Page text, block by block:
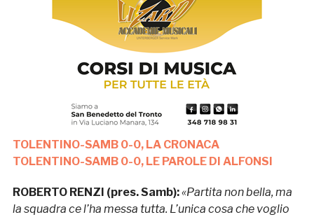
TOLENTINO-SAMB 0-0, LA CRONACA
TOLENTINO-SAMB 0-0, LE PAROLE DI ALFONSI
ROBERTO RENZI (pres. Samb):«Partita non bella, ma
la squadra ce l’ha messa tutta. L’unica cosa che voglio